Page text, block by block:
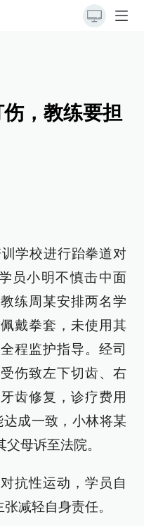
，教练要担
学校进行跆拳道对
员小明不慎击中面
练周某安排两名学
戴拳套，未使用其
程监护指导。经司
伤致左下切齿、右
齿修复，诊疗费用
成一致，小林将某
母诉至法院。
抗性运动，学员自
减轻自身责任。